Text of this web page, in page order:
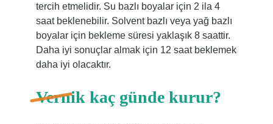
tercih etmelidir. Su bazlı boyalar için 2 ila 4
saat beklenebilir. Solvent bazlı veya yağ bazlı
boyalar için bekleme süresi yaklaşık 8 saattir.
Daha iyi sonuçlar almak için 12 saat beklemek
daha iyi olacaktır.
Vernik kaç günde kurur?